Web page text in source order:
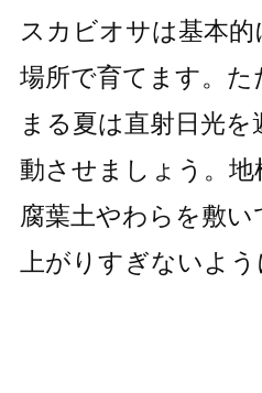
スカビオサは基本
場所で育てます。
まる夏は直射日光
動させましょう。地
腐葉土やわらを敷
上がりすぎないよう